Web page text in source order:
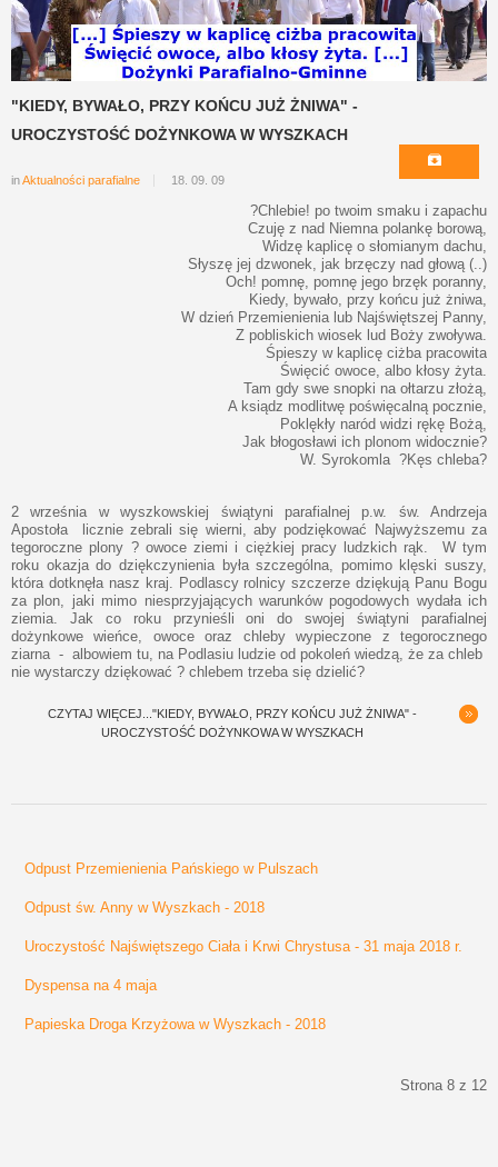
"KIEDY, BYWAŁO, PRZY KOŃCU JUŻ ŻNIWA" -
UROCZYSTOŚĆ DOŻYNKOWA W WYSZKACH
inAktualności parafialne 18. 09. 09
?Chlebie! po twoim smaku i zapachu
Czuję z nad Niemna polankę borową,
Widzę kaplicę o słomianym dachu,
Słyszę jej dzwonek, jak brzęczy nad głową (..)
Och! pomnę, pomnę jego brzęk poranny,
Kiedy, bywało, przy końcu już żniwa,
W dzień Przemienienia lub Najświętszej Panny,
Z pobliskich wiosek lud Boży zwoływa.
Śpieszy w kaplicę ciżba pracowita
Święcić owoce, albo kłosy żyta.
Tam gdy swe snopki na ołtarzu złożą,
A ksiądz modlitwę poświęcalną pocznie,
Poklękły naród widzi rękę Bożą,
Jak błogosławi ich plonom widocznie?
W. Syrokomla ?Kęs chleba?
2 września w wyszkowskiej świątyni parafialnej p.w. św. Andrzeja
Apostoła licznie zebrali się wierni, aby podziękować Najwyższemu za
tegoroczne plony ? owoce ziemi i ciężkiej pracy ludzkich rąk. W tym
roku okazja do dziękczynienia była szczególna, pomimo klęski suszy,
która dotknęła nasz kraj. Podlascy rolnicy szczerze dziękują Panu Bogu
za plon, jaki mimo niesprzyjających warunków pogodowych wydała ich
ziemia. Jak co roku przynieśli oni do swojej świątyni parafialnej
dożynkowe wieńce, owoce oraz chleby wypieczone z tegorocznego
ziarna - albowiem tu, na Podlasiu ludzie od pokoleń wiedzą, że za chleb
nie wystarczy dziękować ? chlebem trzeba się dzielić?
CZYTAJ WIĘCEJ..."KIEDY, BYWAŁO, PRZY KOŃCU JUŻ ŻNIWA" -
UROCZYSTOŚĆ DOŻYNKOWA W WYSZKACH
Odpust Przemienienia Pańskiego w Pulszach
Odpust św. Anny w Wyszkach - 2018
Uroczystość Najświętszego Ciała i Krwi Chrystusa - 31 maja 2018 r.
Dyspensa na 4 maja
Papieska Droga Krzyżowa w Wyszkach - 2018
Strona 8 z 12